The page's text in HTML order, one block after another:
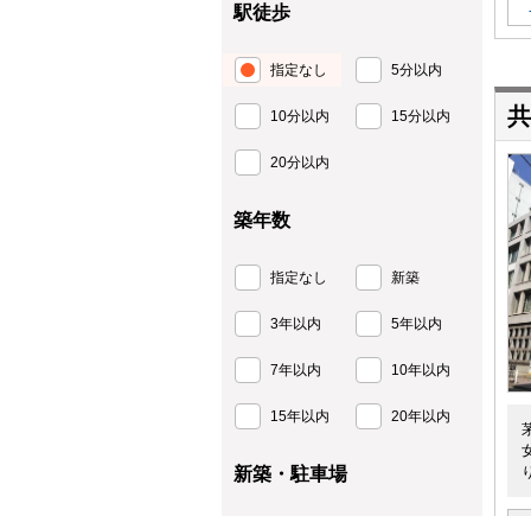
駅徒歩
指定なし 5分以内
10分以内 15分以内
20分以内
築年数
指定なし 新築
3年以内 5年以内
7年以内 10年以内
15年以内 20年以内
新築・駐車場